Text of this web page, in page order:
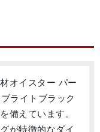
オイスター パー
ライトブラック
備えています。
が特徴的なダイ